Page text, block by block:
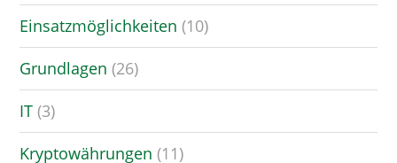
Einsatzmöglichkeiten (10)
Grundlagen (26)
IT (3)
Kryptowährungen (11)